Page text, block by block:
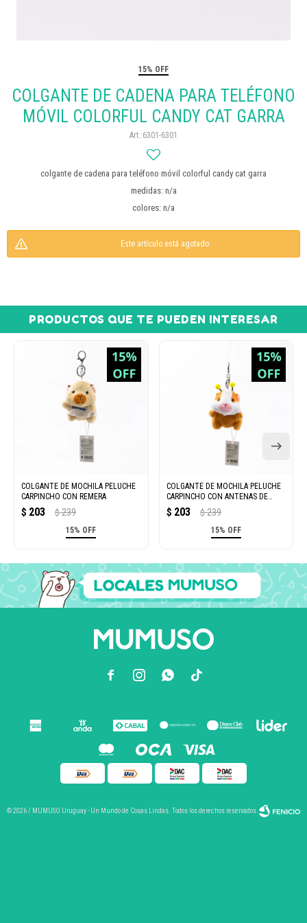
15% OFF
COLGANTE DE CADENA PARA TELÉFONO
MÓVIL COLORFUL CANDY CAT GARRA
6301-6301
colgante de cadena para teléfono móvil colorful candy cat garra
medidas: n/a
colores: n/a
Este artículo está agotado.
PRODUCTOS QUE TE PUEDEN INTERESAR
COLGANTE DE MOCHILA PELUCHE
CARPINCHO CON REMERA
$ 203 $ 239
15% OFF
COLGANTE DE MOCHILA PELUCHE
CARPINCHO CON ANTENAS DE
ABEJA
$ 203 $ 239
15% OFF
  
© 2026 / MUMUSO Uruguay - Un Mundo de Cosas Lindas. Todos los derechos reservados.